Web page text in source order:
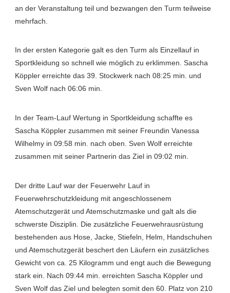
an der Veranstaltung teil und bezwangen den Turm teilweise
mehrfach.
In der ersten Kategorie galt es den Turm als Einzellauf in
Sportkleidung so schnell wie möglich zu erklimmen. Sascha
Köppler erreichte das 39. Stockwerk nach 08:25 min. und
Sven Wolf nach 06:06 min.
In der Team-Lauf Wertung in Sportkleidung schaffte es
Sascha Köppler zusammen mit seiner Freundin Vanessa
Wilhelmy in 09:58 min. nach oben. Sven Wolf erreichte
zusammen mit seiner Partnerin das Ziel in 09:02 min.
Der dritte Lauf war der Feuerwehr Lauf in
Feuerwehrschutzkleidung mit angeschlossenem
Atemschutzgerät und Atemschutzmaske und galt als die
schwerste Disziplin. Die zusätzliche Feuerwehrausrüstung
bestehenden aus Hose, Jacke, Stiefeln, Helm, Handschuhen
und Atemschutzgerät beschert den Läufern ein zusätzliches
Gewicht von ca. 25 Kilogramm und engt auch die Bewegung
stark ein. Nach 09:44 min. erreichten Sascha Köppler und
Sven Wolf das Ziel und belegten somit den 60. Platz von 210